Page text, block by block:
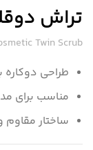
تراش
Twin Scrub
طراحی
مناسب برای
ساختار مقاوم